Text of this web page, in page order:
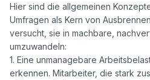
Hier sind die allgemeinen
Umfragen als Kern von
versucht, sie in machbare,
umzuwandeln:
1. Eine unmanagebare
erkennen. Mitarbeiter, die stark